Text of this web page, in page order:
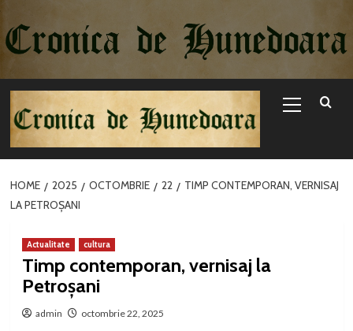
la
conținut
Menu
HOME 2025 OCTOMBRIE 22
TIMP CONTEMPORAN, VERNISAJ
LA PETROȘANI
Actualitate cultura
Timp contemporan, vernisaj la
Petroșani
admin octombrie 22, 2025